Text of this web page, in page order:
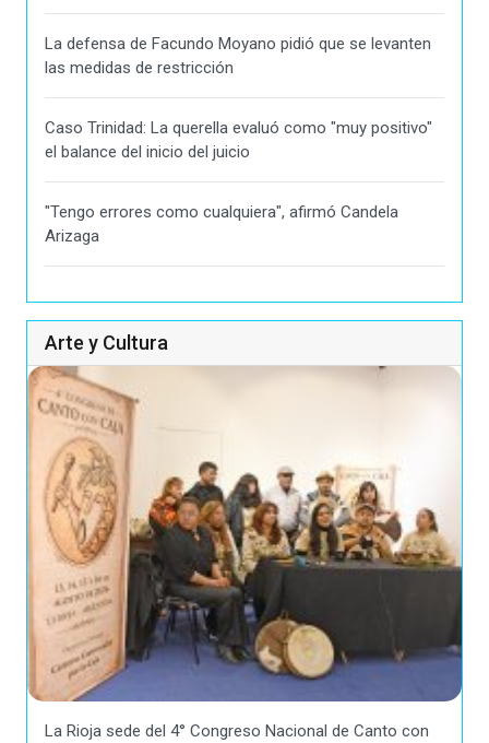
La defensa de Facundo Moyano pidió que se levanten
las medidas de restricción
Caso Trinidad: La querella evaluó como "muy positivo"
el balance del inicio del juicio
"Tengo errores como cualquiera", afirmó Candela
Arizaga
Arte y Cultura
La Rioja sede del 4° Congreso Nacional de Canto con